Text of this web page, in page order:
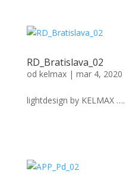
RD_Bratislava_02
od kelmax| mar 4, 2020
lightdesign by KELMAX ….